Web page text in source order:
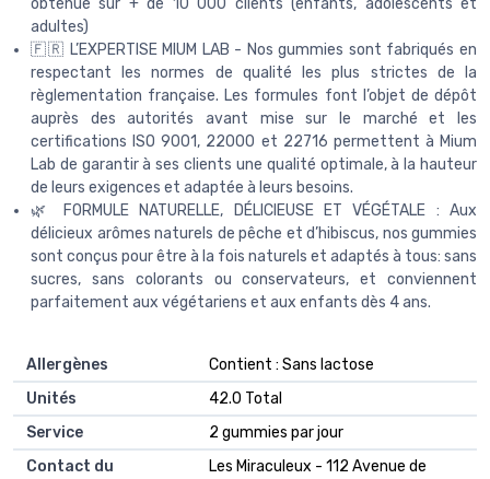
obtenue sur + de 10 000 clients (enfants, adolescents et
adultes)
🇫🇷 L’EXPERTISE MIUM LAB - Nos gummies sont fabriqués en
respectant les normes de qualité les plus strictes de la
règlementation française. Les formules font l’objet de dépôt
auprès des autorités avant mise sur le marché et les
certifications ISO 9001, 22000 et 22716 permettent à Mium
Lab de garantir à ses clients une qualité optimale, à la hauteur
de leurs exigences et adaptée à leurs besoins.
🌿 FORMULE NATURELLE, DÉLICIEUSE ET VÉGÉTALE : Aux
délicieux arômes naturels de pêche et d’hibiscus, nos gummies
sont conçus pour être à la fois naturels et adaptés à tous: sans
sucres, sans colorants ou conservateurs, et conviennent
parfaitement aux végétariens et aux enfants dès 4 ans.
Allergènes
‎Contient : Sans lactose
Unités
‎42.0 Total
Service
‎2 gummies par jour
Contact du
‎Les Miraculeux - 112 Avenue de